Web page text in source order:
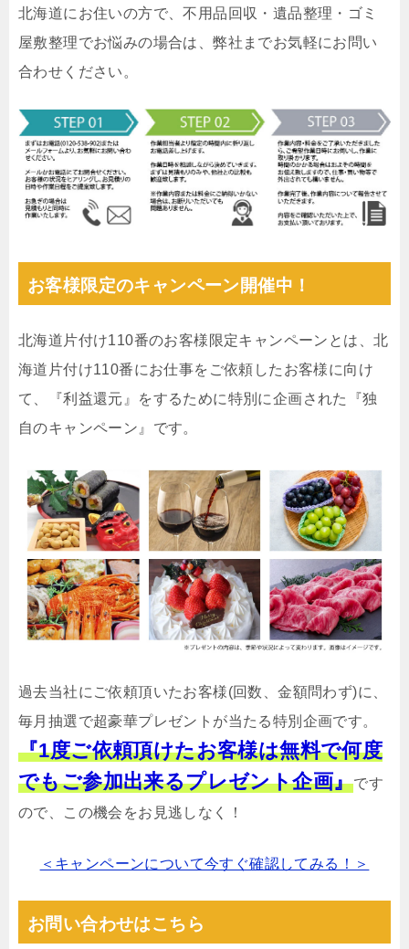
北海道にお住いの方で、不用品回収・遺品整理・ゴミ
屋敷整理でお悩みの場合は、弊社までお気軽にお問い
合わせください。
お客様限定のキャンペーン開催中！
北海道片付け110番のお客様限定キャンペーンとは、北
海道片付け110番にお仕事をご依頼したお客様に向け
て、『利益還元』をするために特別に企画された『独
自のキャンペーン』です。
過去当社にご依頼頂いたお客様(回数、金額問わず)に、
毎月抽選で超豪華プレゼントが当たる特別企画です。
『1度ご依頼頂けたお客様は無料で何度
でもご参加出来るプレゼント企画』です
ので、この機会をお見逃しなく！
＜キャンペーンについて今すぐ確認してみる！＞
お問い合わせはこちら